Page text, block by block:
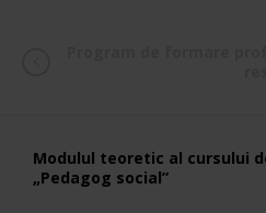
Modulul teoretic al cursului
„Pedagog social”